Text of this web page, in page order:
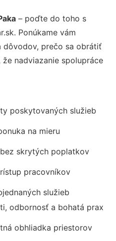
– poďte do toho s
Ponúkame vám
dôvodov, prečo sa obrátiť
že nadviazanie spolupráce
poskytovaných služieb
na mieru
skrytých poplatkov
pracovníkov
služieb
odbornosť a bohatá prax
obhliadka priestorov